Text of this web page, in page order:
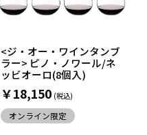
<ジ・オー・ワインタンブ
ラー> ピノ・ノワール/ネ
ッビオーロ(8個入)
￥18,150
オンライン限定